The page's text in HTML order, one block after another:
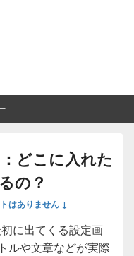
どこに入れた
の？
はありません ↓
に出てくる設定画
ルや文章などが実際